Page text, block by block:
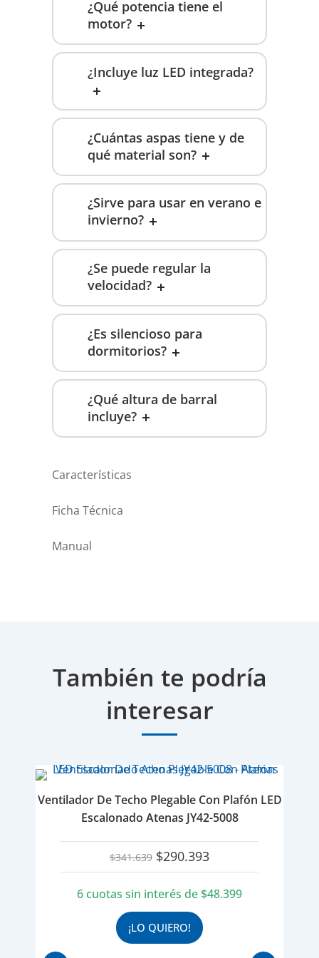
¿Qué potencia tiene el
motor?
¿Incluye luz LED integrada?
¿Cuántas aspas tiene y de
qué material son?
¿Sirve para usar en verano e
invierno?
¿Se puede regular la
velocidad?
¿Es silencioso para
dormitorios?
¿Qué altura de barral
incluye?
Características
Ficha Técnica
Manual
También te podría
interesar
Ventilador De Techo Plegable Con Plafón LED
Escalonado Atenas JY42-5008
$341.639 El
precio
era:
$341.639.
$290.393El
precio
es:
6 cuotas sin interés de $48.399
¡LO QUIERO!